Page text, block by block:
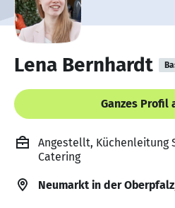
Lena Bernhardt
Ganzes Profil
Angestellt, Küchenleitung
Catering
Neumarkt in der Oberpfalz